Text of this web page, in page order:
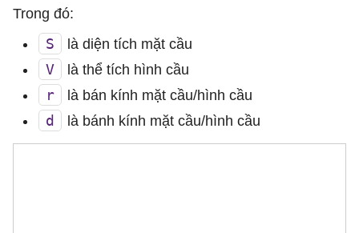
Trong đó:
S là diện tích mặt cầu
V là thể tích hình cầu
r là bán kính mặt cầu/hình cầu
d là bánh kính mặt cầu/hình cầu